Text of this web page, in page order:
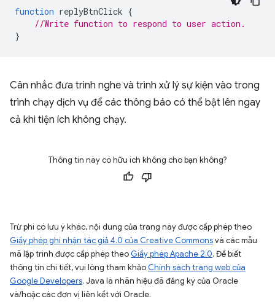
function replyBtnClick {
//Write function to respond to user action.
}
Cân nhắc đưa trình nghe và trình xử lý sự kiện vào trong
trình chạy dịch vụ để các thông báo có thể bật lên ngay
cả khi tiện ích không chạy.
Thông tin này có hữu ích không cho bạn không?
Trừ phi có lưu ý khác, nội dung của trang này được cấp phép theo
Giấy phép ghi nhận tác giả 4.0 của Creative Commonsvà các mẫu
mã lập trình được cấp phép theo Giấy phép Apache 2.0. Để biết
thông tin chi tiết, vui lòng tham khảo Chính sách trang web của
Google Developers. Java là nhãn hiệu đã đăng ký của Oracle
và/hoặc các đơn vị liên kết với Oracle.